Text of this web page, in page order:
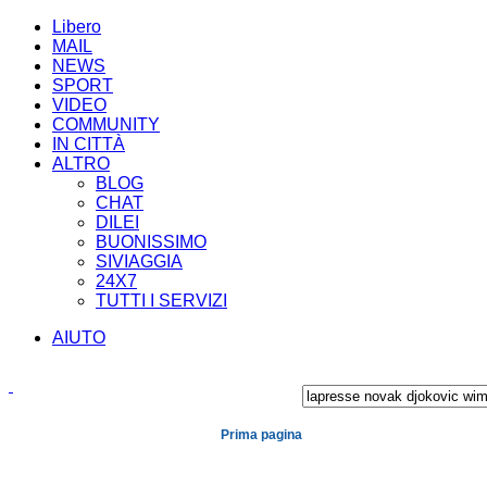
Libero
MAIL
NEWS
SPORT
VIDEO
COMMUNITY
IN CITTÀ
ALTRO
BLOG
CHAT
DILEI
BUONISSIMO
SIVIAGGIA
24X7
TUTTI I SERVIZI
AIUTO
Prima pagina